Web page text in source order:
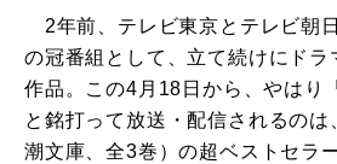
2年前、テレビ東京とテレビ朝
の冠番組として、立て続けにドラ
作品。この4月18日から、やはり
と銘打って放送・配信されるの
潮文庫、全3巻）の超ベストセラ